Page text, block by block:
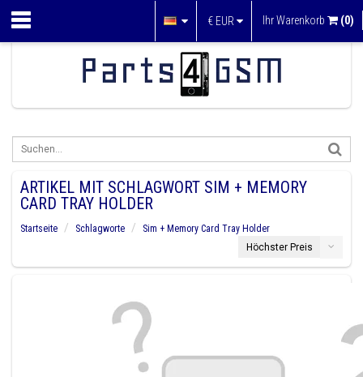
€ EUR Ihr Warenkorb (0)
ARTIKEL MIT SCHLAGWORT SIM + MEMORY
CARD TRAY HOLDER
Startseite Schlagworte
Sim + Memory Card Tray Holder
Höchster Preis